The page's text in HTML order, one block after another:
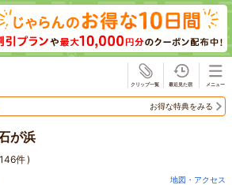
お得な特典をみる
が浜
件)
地図・アクセス